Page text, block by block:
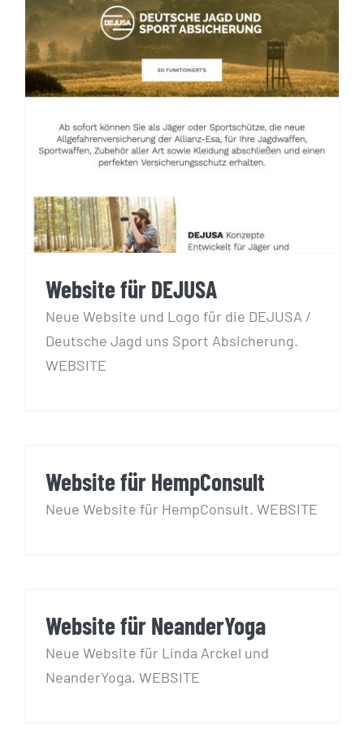
Website für DEJUSA
Website für DEJUSA
Neue Website und Logo für die DEJUSA /
Deutsche Jagd uns Sport Absicherung.
WEBSITE
Website für HempConsult
Neue Website für HempConsult. WEBSITE
Website für NeanderYoga
Neue Website für Linda Arckel und
NeanderYoga. WEBSITE